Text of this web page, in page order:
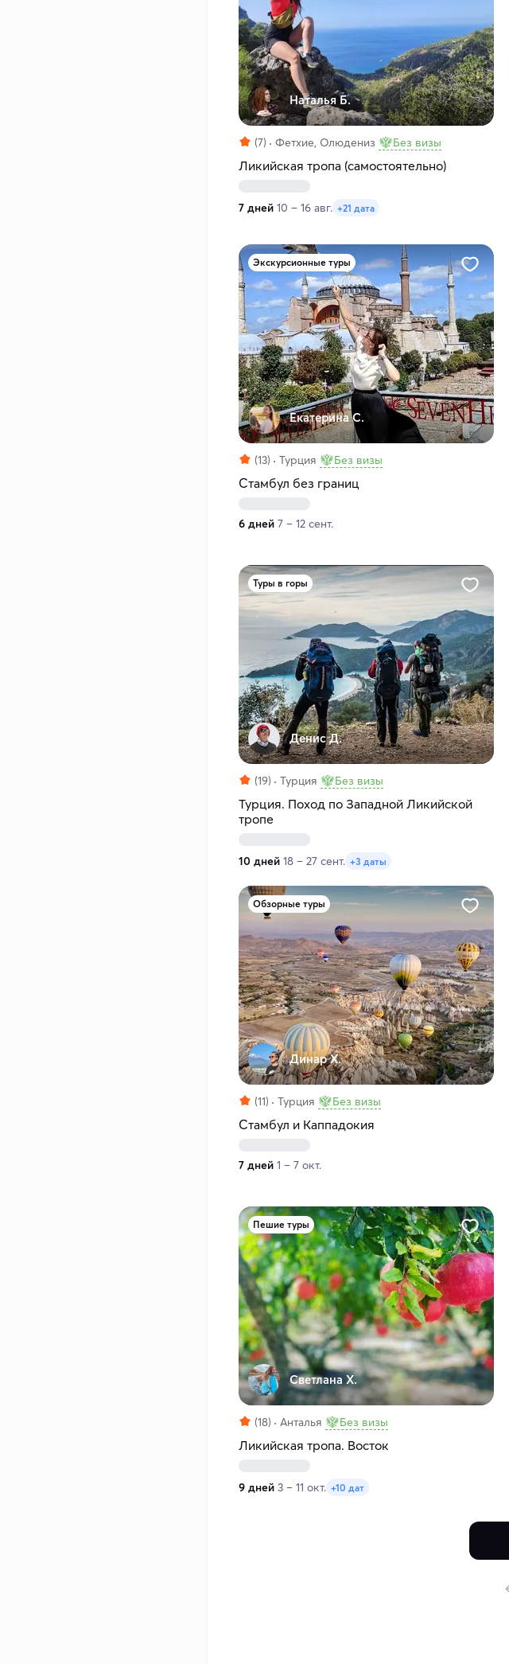
Наталья Б.
(7) Фетхие, Олюдениз Без визы
Ликийская тропа (самостоятельно)
7 дней 10 – 16 авг. +21 дата
Экскурсионные туры
Екатерина С.
(13) Турция Без визы
Стамбул без границ
6 дней 7 – 12 сент.
Туры в горы
Денис Д.
(19) Турция Без визы
Турция. Поход по Западной Ликийской
тропе
10 дней 18 – 27 сент. +3 даты
Обзорные туры
Динар Х.
(11) Турция Без визы
Стамбул и Каппадокия
7 дней 1 – 7 окт.
Пешие туры
Светлана Х.
(18) Анталья Без визы
Ликийская тропа. Восток
9 дней 3 – 11 окт. +10 дат